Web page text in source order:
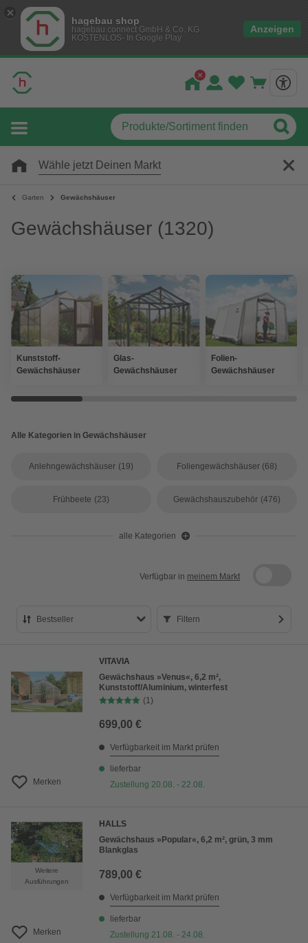
hagebau shop
hagebau connect GmbH & Co. KG
KOSTENLOS- In Google Play
Anzeigen
Wähle jetzt Deinen Markt
Garten Gewächshäuser
Gewächshäuser (1320)
Kunststoff-
Gewächshäuser
Glas-
Gewächshäuser
Folien-
Gewächshäuser
Alle Kategorien in Gewächshäuser
Anlehngewächshäuser (19) Foliengewächshäuser (68)
Frühbeete (23) Gewächshauszubehör (476)
alle Kategorien
Verfügbar in meinem Markt
Bestseller
Preis aufsteigend
Preis absteigend
Filtern
Merken
VITAVIA
Gewächshaus »Venus«, 6,2 m²,
Kunststoff/Aluminium, winterfest
(1)
699,00 €
Verfügbarkeit im Markt prüfen
lieferbar
Zustellung 20.08. - 22.08.
Weitere
Ausführungen
Merken
HALLS
Gewächshaus »Popular«, 6,2 m², grün, 3 mm
Blankglas
789,00 €
Verfügbarkeit im Markt prüfen
lieferbar
Zustellung 21.08. - 24.08.